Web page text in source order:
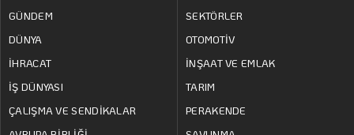
GÜNDEM
DÜNYA
İHRACAT
İŞ DÜNYASI
ÇALIŞMA VE SENDİKALAR
SEKTÖRLER
OTOMOTİV
İNŞAAT VE EMLAK
TARIM
PERAKENDE